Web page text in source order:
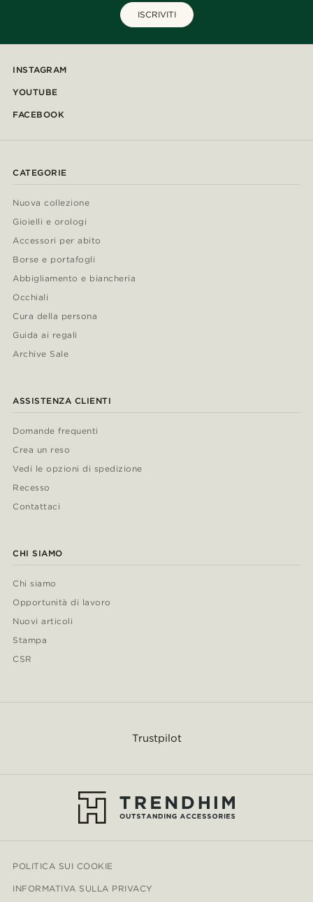
ISCRIVITI
INSTAGRAM
YOUTUBE
FACEBOOK
CATEGORIE
Nuova collezione
Gioielli e orologi
Accessori per abito
Borse e portafogli
Abbigliamento e biancheria
Occhiali
Cura della persona
Guida ai regali
Archive Sale
ASSISTENZA CLIENTI
Domande frequenti
Crea un reso
Vedi le opzioni di spedizione
Recesso
Contattaci
CHI SIAMO
Chi siamo
Opportunità di lavoro
Nuovi articoli
Stampa
CSR
Trustpilot
POLITICA SUI COOKIE
INFORMATIVA SULLA PRIVACY